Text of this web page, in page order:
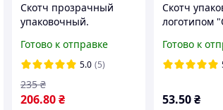
Скотч прозрачный
упаковочный.
Готово к отправке
5.0 (5)
206.80₴
235 ₴
Скотч
логотипом
Готово к
53.50₴